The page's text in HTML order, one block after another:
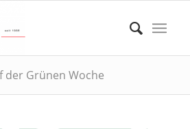
der Grünen Woche